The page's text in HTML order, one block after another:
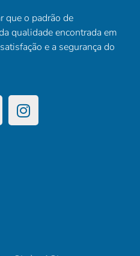
que o padrão de
qualidade encontrada em
e a segurança do